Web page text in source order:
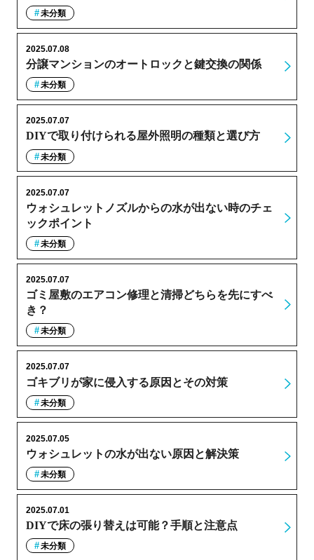
未分類
分譲マンションのオートロックと鍵交換の関係
2025.07.08
未分類
DIYで取り付けられる屋外照明の種類と選び方
2025.07.07
未分類
ウォシュレットノズルからの水が出ない時のチェ
ックポイント
2025.07.07
未分類
ゴミ屋敷のエアコン修理と清掃どちらを先にすべ
き？
2025.07.07
未分類
ゴキブリが家に侵入する原因とその対策
2025.07.07
未分類
ウォシュレットの水が出ない原因と解決策
2025.07.05
未分類
DIYで床の張り替えは可能？手順と注意点
2025.07.01
未分類